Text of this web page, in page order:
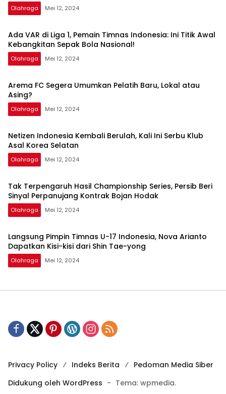
Olahraga Mei 12, 2024
Ada VAR di Liga 1, Pemain Timnas Indonesia: Ini Titik Awal
Kebangkitan Sepak Bola Nasional!
Olahraga Mei 12, 2024
Arema FC Segera Umumkan Pelatih Baru, Lokal atau
Asing?
Olahraga Mei 12, 2024
Netizen Indonesia Kembali Berulah, Kali Ini Serbu Klub
Asal Korea Selatan
Olahraga Mei 12, 2024
Tak Terpengaruh Hasil Championship Series, Persib Beri
Sinyal Perpanujang Kontrak Bojan Hodak
Olahraga Mei 12, 2024
Langsung Pimpin Timnas U-17 Indonesia, Nova Arianto
Dapatkan Kisi-kisi dari Shin Tae-yong
Olahraga Mei 12, 2024
Privacy Policy Indeks Berita
Pedoman Media Siber
Didukung oleh WordPress - Tema: wpmedia.